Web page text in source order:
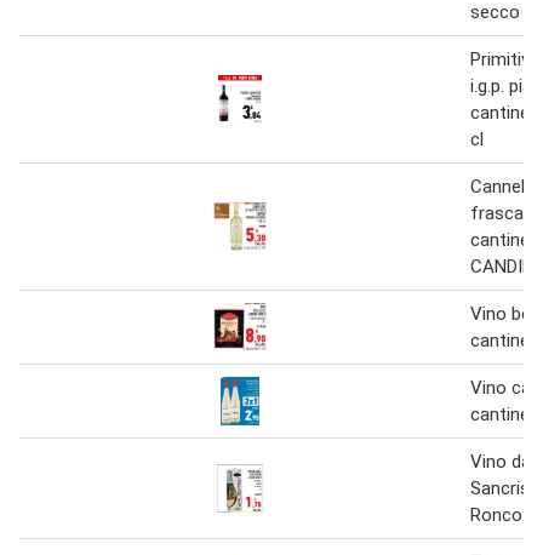
secco
i.g.p.
cantine
cl
frascati
cantine
Vino
cantine
Vino
cantine
Vino da
Ronco